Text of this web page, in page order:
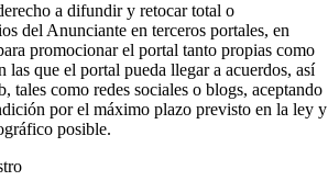
a difundir y retocar total o
del Anunciante en terceros portales, en
promocionar el portal tanto propias como
las que el portal pueda llegar a acuerdos, así
tales como redes sociales o blogs, aceptando
por el máximo plazo previsto en la ley y
posible.